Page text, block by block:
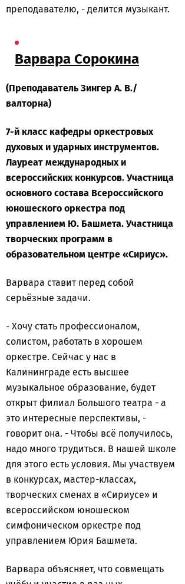
преподавателю, - делится музыкант.
Варвара Сорокина
(Преподаватель Зингер А. В./
валторна)
7-й класс кафедры оркестровых
духовых и ударных инструментов.
Лауреат международных и
всероссийских конкурсов. Участница
основного состава Всероссийского
юношеского оркестра под
управлением Ю. Башмета. Участница
творческих программ в
образовательном центре «Сириус».
Варвара ставит перед собой
серьёзные задачи.
- Хочу стать профессионалом,
солистом, работать в хорошем
оркестре. Сейчас у нас в
Калининграде есть высшее
музыкальное образование, будет
открыт филиал Большого театра - а
это интересные перспективы, -
говорит она. - Чтобы всё получилось,
надо много трудиться. В нашей школе
для этого есть условия. Мы участвуем
в конкурсах, мастер-классах,
творческих сменах в «Сириусе» и
всероссийском юношеском
симфоническом оркестре под
управлением Юрия Башмета.
Варвара объясняет, что совмещать